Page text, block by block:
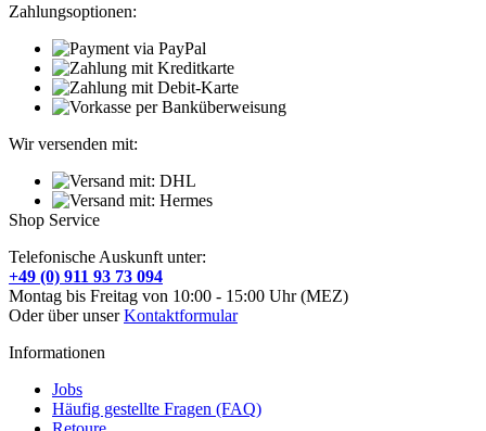
Zahlungsoptionen:
Wir versenden mit:
Shop Service
Telefonische Auskunft unter:
+49 (0) 911 93 73 094
Montag bis Freitag von 10:00 - 15:00 Uhr (MEZ)
Oder über unserKontaktformular
Informationen
Jobs
Häufig gestellte Fragen (FAQ)